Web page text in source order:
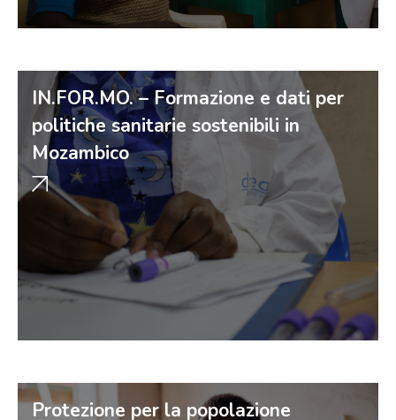
IN.FOR.MO. – Formazione e dati per
politiche sanitarie sostenibili in
Mozambico
Protezione per la popolazione